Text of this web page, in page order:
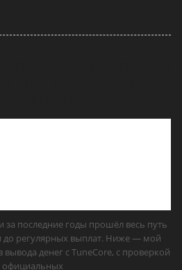
за последние годы прошёл весь путь
до регулярных выплат. Ниже — мой
денег с TuneCore, с проверкой
официальных